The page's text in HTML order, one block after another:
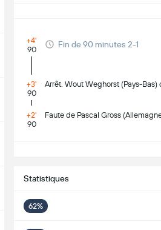
+4'
90
Fin de 90 minutes 2-1
+3'
90
Arrêt. Wout Weghorst (Pays-
+2'
90
Faute de Pascal Gross
Statistiques
62%